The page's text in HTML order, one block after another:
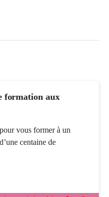
formation aux
vous former à un
centaine de